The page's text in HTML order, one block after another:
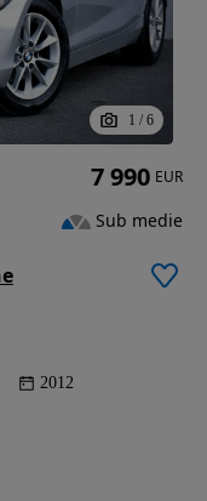
1 / 6
2012
7 990 EUR
Sub medie